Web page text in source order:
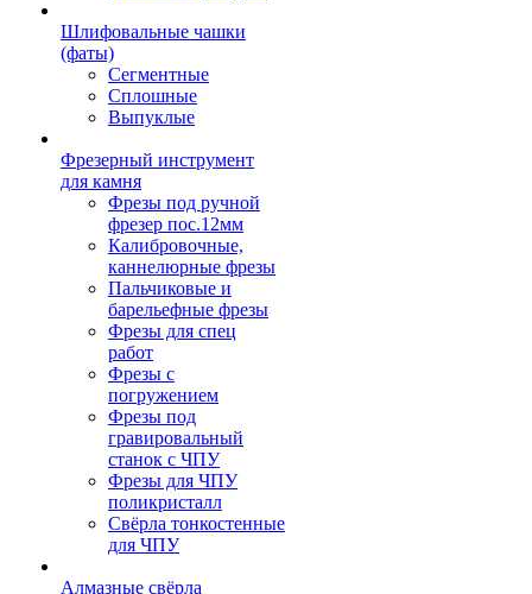
Шлифовальные чашки
(фаты)
Сегментные
Сплошные
Выпуклые
Фрезерный инструмент
для камня
Фрезы под ручной
фрезер пос.12мм
Калибровочные,
каннелюрные фрезы
Пальчиковые и
барельефные фрезы
Фрезы для спец
работ
Фрезы с
погружением
Фрезы под
гравировальный
станок с ЧПУ
Фрезы для ЧПУ
поликристалл
Свёрла тонкостенные
для ЧПУ
Алмазные свёрла